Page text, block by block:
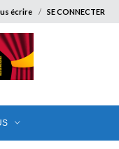
écrire SE CONNECTER